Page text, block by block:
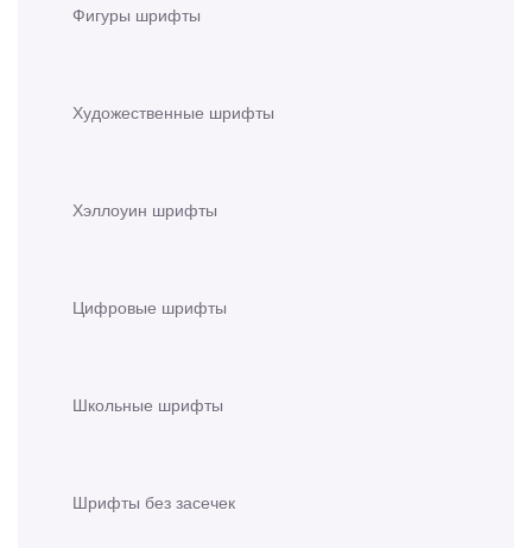
Фигуры шрифты
Художественные шрифты
Хэллоуин шрифты
Цифровые шрифты
Школьные шрифты
Шрифты без засечек